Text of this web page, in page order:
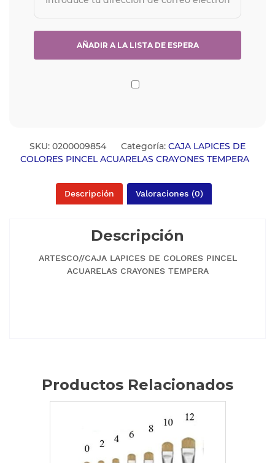
SKU: 0200009854 Categoría: CAJA LAPICES DE
COLORES PINCEL ACUARELAS CRAYONES TEMPERA
Descripción Valoraciones (0)
Descripción
ARTESCO//CAJA LAPICES DE COLORES PINCEL
ACUARELAS CRAYONES TEMPERA
Productos Relacionados